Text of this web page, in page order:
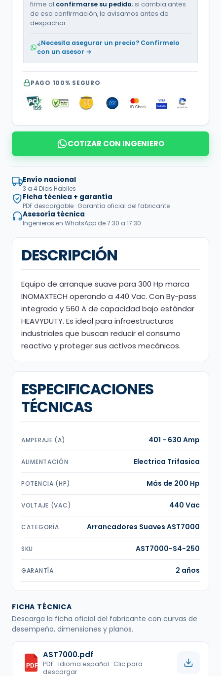
firme al confirmarse su pedido; si cambia antes
de esa confirmación, le avisamos antes de
despachar.
¿Necesita asegurar un precio? Confírmelo
con un asesor →
PAGO 100% SEGURO
COTIZAR CON INGENIERO
Envío nacional
3 a 4 Dias Habiles
Ficha técnica + garantía
PDF descargable · Garantía oficial del fabricante
Asesoría técnica
Ingenieros en WhatsApp de 7:30 a 17:30
DESCRIPCIÓN
Equipo de arranque suave para 300 Hp marca
INOMAXTECH operando a 440 Vac. Con By-pass
integrado y 560 A de capacidad bajo estándar
HEAVYDUTY. Es ideal para infraestructuras
industriales que buscan reducir el consumo
reactivo y proteger sus activos mecánicos.
ESPECIFICACIONES
TÉCNICAS
AMPERAJE (A) 401 - 630 Amp
ALIMENTACIÓN Electrica Trifasica
POTENCIA (HP) Más de 200 Hp
VOLTAJE (VAC) 440 Vac
CATEGORÍA Arrancadores Suaves AST7000
SKU AST7000-S4-250
GARANTÍA 2 años
FICHA TÉCNICA
Descarga la ficha oficial del fabricante con curvas de
desempeño, dimensiones y planos.
PDF
AST7000.pdf
PDF · Idioma español · Clic para
descargar